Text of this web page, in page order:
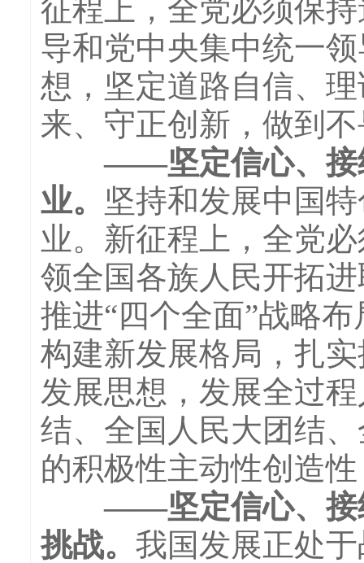
征程上，全党必须保
导和党中央集中统一
想，坚定道路自信、
来、守正创新，做到
——坚定信心、接续
业。 坚持和发展中国
业。新征程上，全党
领全国各族人民开拓
推进“四个全面”战略
构建新发展格局，扎
发展思想，发展全过
结、全国人民大团结
的积极性主动性创造
——坚定信心、接续
挑战。 我国发展正处